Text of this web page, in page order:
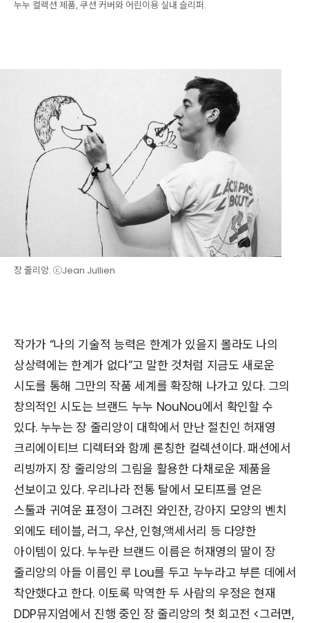
누누 컬렉션 제품, 쿠션 커버와 어린이용 실내 슬리퍼.
장 줄리앙. ⓒJean Jullien
작가가 “나의 기술적 능력은 한계가 있을지 몰라도 나의
상상력에는 한계가 없다”고 말한 것처럼 지금도 새로운
시도를 통해 그만의 작품 세계를 확장해 나가고 있다. 그의
창의적인 시도는 브랜드 누누 NouNou에서 확인할 수
있다. 누누는 장 줄리앙이 대학에서 만난 절친인 허재영
크리에이티브 디렉터와 함께 론칭한 컬렉션이다. 패션에서
리빙까지 장 줄리앙의 그림을 활용한 다채로운 제품을
선보이고 있다. 우리나라 전통 탈에서 모티프를 얻은
스툴과 귀여운 표정이 그려진 와인잔, 강아지 모양의 벤치
외에도 테이블, 러그, 우산, 인형,액세서리 등 다양한
아이템이 있다. 누누란 브랜드 이름은 허재영의 딸이 장
줄리앙의 아들 이름인 루 Lou를 두고 누누라고 부른 데에서
착안했다고 한다. 이토록 막역한 두 사람의 우정은 현재
DDP뮤지엄에서 진행 중인 장 줄리앙의 첫 회고전 <그러면,